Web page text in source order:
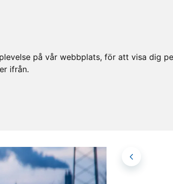
på vår webbplats, för att visa dig
ifrån.